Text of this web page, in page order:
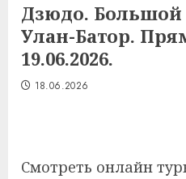
Дзюдо. Большой
Улан-Батор.
19.06.2026.
18.06.2026
Смотреть онлайн